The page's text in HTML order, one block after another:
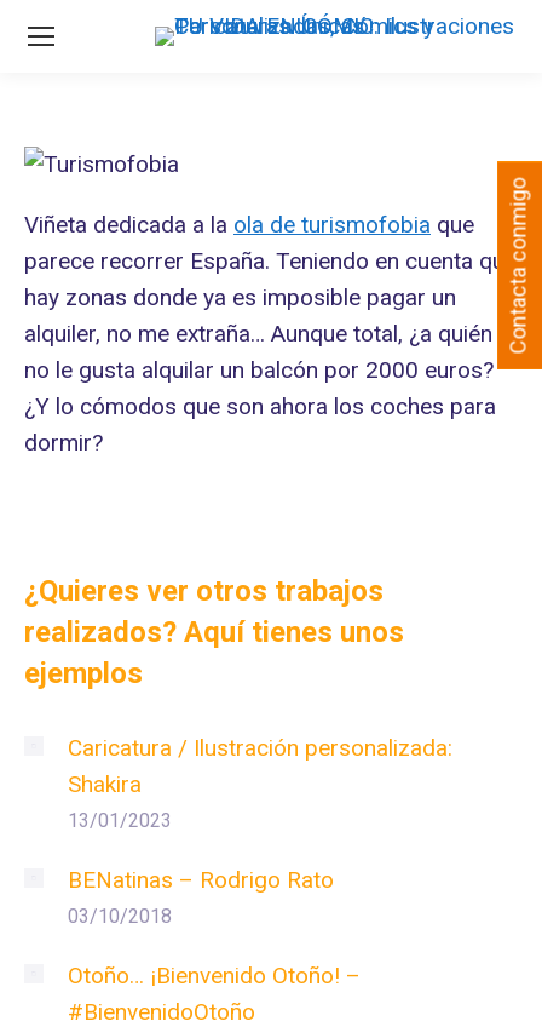
Viñeta dedicada a la ola de turismofobia que
parece recorrer España. Teniendo en cuenta que
hay zonas donde ya es imposible pagar un
alquiler, no me extraña… Aunque total, ¿a quién
no le gusta alquilar un balcón por 2000 euros?
¿Y lo cómodos que son ahora los coches para
dormir?
¿Quieres ver otros trabajos
realizados? Aquí tienes unos
ejemplos
Caricatura / Ilustración personalizada:
Shakira
13/01/2023
BENatinas – Rodrigo Rato
03/10/2018
Otoño… ¡Bienvenido Otoño! –
#BienvenidoOtoño
Contacta conmigo